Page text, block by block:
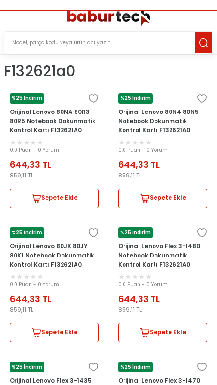
F132621a0
%25 İndirim
LENOVO
Orijinal Lenovo 80NA 80R3
80R5 Notebook Dokunmatik
Kontrol Kartı F132621A0
0.0 Puan - 0 Yorum
644,33 TL
859,11TL
Sepete Ekle
%25 İndirim
LENOVO
Orijinal Lenovo 80N4 80N5
Notebook Dokunmatik
Kontrol Kartı F132621A0
0.0 Puan - 0 Yorum
644,33 TL
859,11TL
Sepete Ekle
%25 İndirim
LENOVO
Orijinal Lenovo 80JK 80JY
80K1 Notebook Dokunmatik
Kontrol Kartı F132621A0
0.0 Puan - 0 Yorum
644,33 TL
859,11TL
Sepete Ekle
%25 İndirim
LENOVO
Orijinal Lenovo Flex 3-1480
Notebook Dokunmatik
Kontrol Kartı F132621A0
0.0 Puan - 0 Yorum
644,33 TL
859,11TL
Sepete Ekle
%25 İndirim
LENOVO
Orijinal Lenovo Flex 3-1435
%25 İndirim
LENOVO
Orijinal Lenovo Flex 3-1470